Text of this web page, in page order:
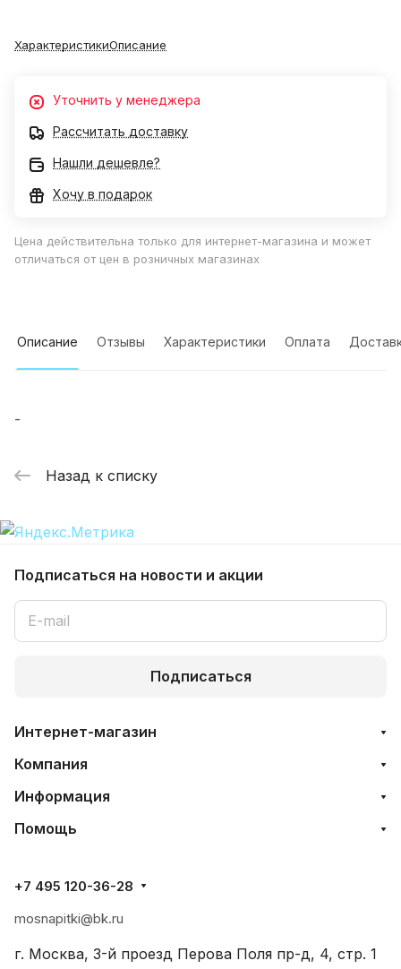
ХарактеристикиОписание
Уточнить у менеджера
Рассчитать доставку
Нашли дешевле?
Хочу в подарок
Цена действительна только для интернет-магазина и может
отличаться от цен в розничных магазинах
Описание Отзывы Характеристики Оплата
-
Назад к списку
Подписаться на новости и акции
Подписаться
Интернет-магазин
Компания
Информация
Помощь
+7 495 120-36-28
mosnapitki@bk.ru
г. Москва, 3-й проезд Перова Поля пр-д, 4, стр. 1